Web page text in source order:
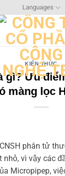
Languages
KIẾN THỨC
gì? Ưu
màng lọc
phân tử
vì vậy các
Micropipep,